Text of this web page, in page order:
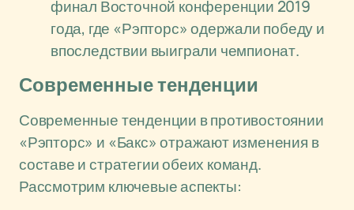
финал Восточной конференции 2019
года, где «Рэпторс» одержали победу и
впоследствии выиграли чемпионат.
Современные тенденции
Современные тенденции в противостоянии
«Рэпторс» и «Бакс» отражают изменения в
составе и стратегии обеих команд.
Рассмотрим ключевые аспекты: